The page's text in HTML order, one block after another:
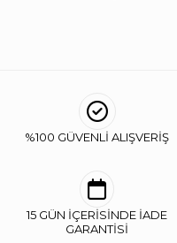
%100 GÜVENLİ ALIŞVERİŞ
15 GÜN İÇERİSİNDE İADE
GARANTİSİ